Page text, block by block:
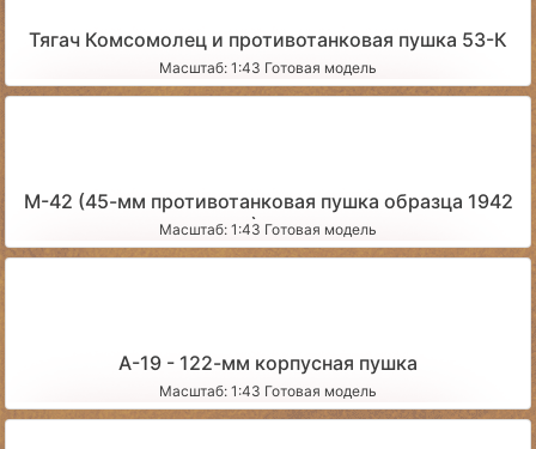
Тягач Комсомолец и противотанковая пушка 53-К
Масштаб: 1:43 Готовая модель
М-42 (45-мм противотанковая пушка образца 1942
года) чистая
Масштаб: 1:43 Готовая модель
А-19 - 122-мм корпусная пушка
Масштаб: 1:43 Готовая модель